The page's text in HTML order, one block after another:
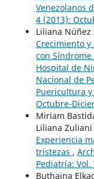
Venezolanos
4 (2013):
Liliana
Crecimiento
con Síndrome
Hospital de
Nacional de
Puericultura y
Octubre-
Miriam
Liliana
Experiencia
tristezas ,
Pediatría:
Buthaina